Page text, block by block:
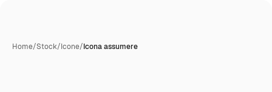
Home/Stock/Icone/Icona assumere